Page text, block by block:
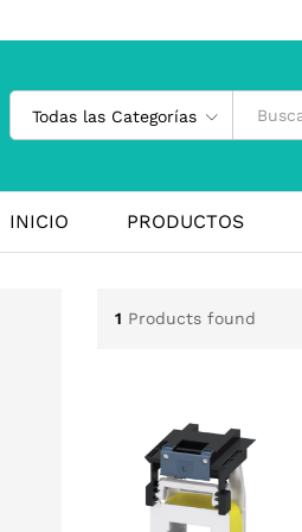
Todas las Categorías
INICIO PRODUCTOS
1 Products found